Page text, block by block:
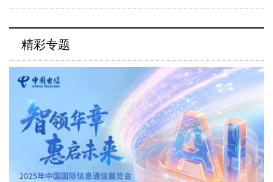
精彩专题